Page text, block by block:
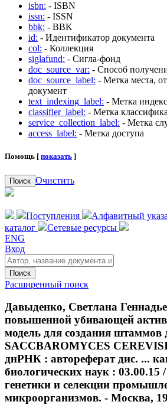
isbn: - ISBN
issn: - ISSN
bbk: - BBK
id: - Идентификатор документа
col: - Коллекция
siglafund: - Сигла-фонд
doc_source_var: - Способ
doc_source_label: - Метка места,
документ
text_indexing_label: - Метка
classifier_label: - Метка
service_collection_label: - Метка
access_label: - Метка доступа
Помощь [ показать ]
Поиск Очистить
Поступления Алфавитный
каталог
Сетевые ресурсы
ENG
Вход
Поиск
Расширенный поиск
Давыденко, Светлана
повышенной убивающей
модель для создания штаммов
SACCBAROMYCES
днРНК : автореферат дис. ...
биологических наук :
генетики и селекции
микроорганизмов. - Москва,